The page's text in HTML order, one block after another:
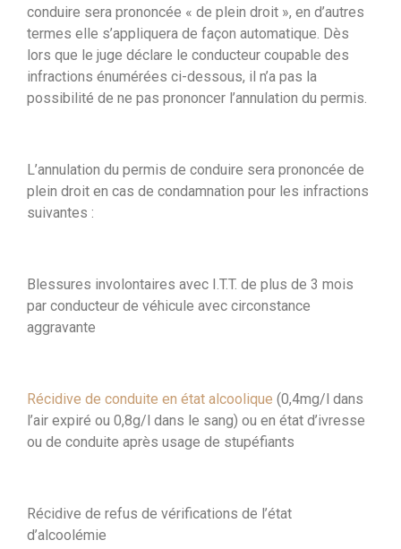
conduire sera prononcée « de plein droit », en d’autres
termes elle s’appliquera de façon automatique. Dès
lors que le juge déclare le conducteur coupable des
infractions énumérées ci-dessous, il n’a pas la
possibilité de ne pas prononcer l’annulation du permis.
L’annulation du permis de conduire sera prononcée de
plein droit en cas de condamnation pour les infractions
suivantes :
Blessures involontaires avec I.T.T. de plus de 3 mois
par conducteur de véhicule avec circonstance
aggravante
Récidive de conduite en état alcoolique (0,4mg/l dans
l’air expiré ou 0,8g/l dans le sang) ou en état d’ivresse
ou de conduite après usage de stupéfiants
Récidive de refus de vérifications de l’état
d’alcoolémie